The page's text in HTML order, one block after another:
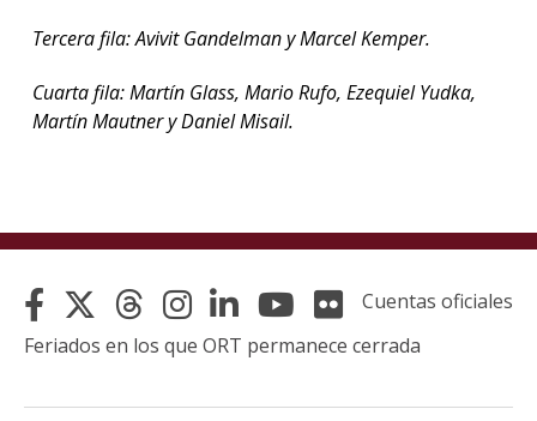
Tercera fila: Avivit Gandelman y Marcel Kemper.
Cuarta fila: Martín Glass, Mario Rufo, Ezequiel Yudka,
Martín Mautner y Daniel Misail.
Cuentas oficiales
Feriados en los que ORT permanece cerrada